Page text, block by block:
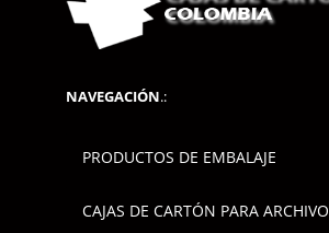
NAVEGACIÓN.:
PRODUCTOS DE EMBALAJE
CAJAS DE CARTÓN PARA ARCHIVO